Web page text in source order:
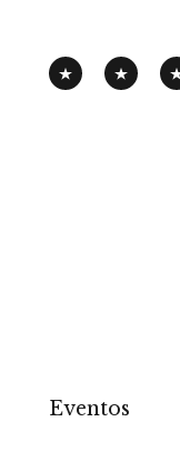
Eventos